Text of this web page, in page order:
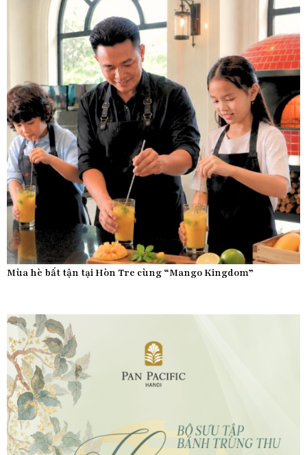
Mùa hè bất tận tại Hòn Tre cùng “Mango Kingdom”